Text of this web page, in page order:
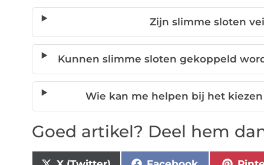
Zijn slimme sloten
Kunnen slimme sloten gekoppeld
Wie kan me helpen bij het
Goed artikel? Deel hem